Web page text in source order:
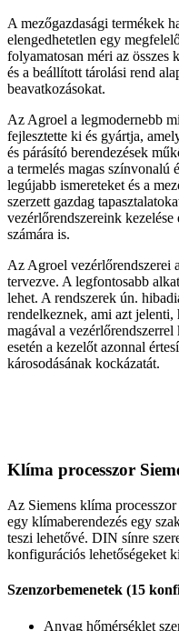
A mezőgazdasági termékek
elengedhetetlen egy
folyamatosan méri az összes
és a beállított tárolási rend
beavatkozásokat.
Az Agroel a legmodernebb
fejlesztette ki és gyártja,
és párásító berendezések
a termelés magas színvonalú
legújabb ismereteket és a
szerzett gazdag
vezérlőrendszereink
számára is.
Az Agroel vezérlőrendszerei
tervezve. A legfontosabb
lehet. A rendszerek ún.
rendelkeznek, ami azt
magával a
esetén a kezelőt azonnal
károsodásának kockázatát.
Klíma processzor
Az Siemens klíma
egy klímaberendezés egy
teszi lehetővé. DIN sínre
konfigurációs lehetőségeket
Szenzorbemenetek (15
Anyag hőmérséklet